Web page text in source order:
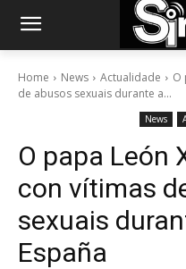
Home News Actualidade
O
de abusos sexuais durante a...
News
O papa León
con vítimas
sexuais
España